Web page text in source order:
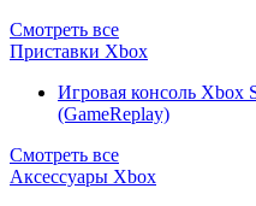
Смотреть все
Приставки Xbox
Игровая консоль Xbox
(GameReplay)
Смотреть все
Аксессуары Xbox